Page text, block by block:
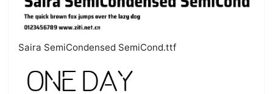
Saira SemiCondensed SemiCond.ttf